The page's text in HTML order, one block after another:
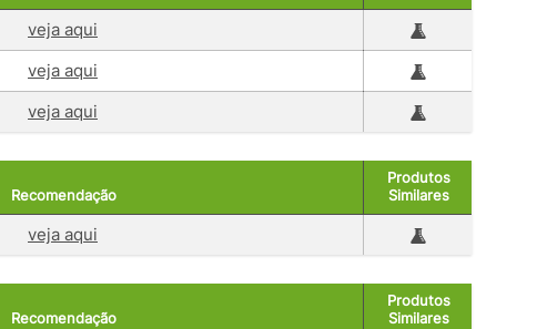
veja aqui
veja aqui
veja aqui
Recomendação
Produtos
Similares
veja aqui
Recomendação
Produtos
Similares